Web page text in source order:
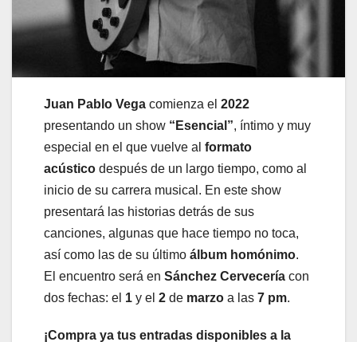
Juan Pablo Vega comienza el 2022
presentando un show “Esencial”, íntimo y muy
especial en el que vuelve al formato
acústico después de un largo tiempo, como al
inicio de su carrera musical. En este show
presentará las historias detrás de sus
canciones, algunas que hace tiempo no toca,
así como las de su último álbum homónimo.
El encuentro será en Sánchez Cervecería con
dos fechas: el 1 y el 2 de marzo a las 7 pm.
¡Compra ya tus entradas disponibles a la